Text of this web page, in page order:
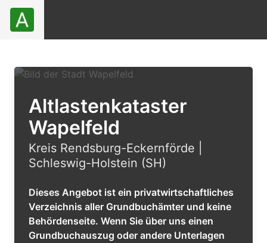
Altlastenkataster
Wapelfeld
Kreis Rendsburg-Eckernförde |
Schleswig-Holstein (SH)
Dieses Angebot ist ein privatwirtschaftliches
Verzeichnis aller Grundbuchämter und keine
Behördenseite. Wenn Sie über uns einen
Grundbuchauszug oder andere Unterlagen